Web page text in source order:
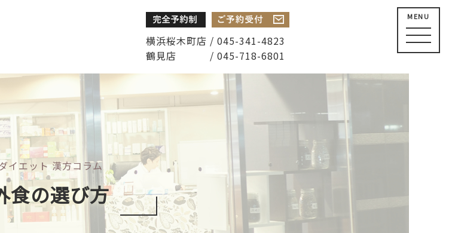
横浜桜木町店 / 045-341-4823
鶴見店 / 045-718-6801
MENU
イエット 漢方コラム
食の選び方